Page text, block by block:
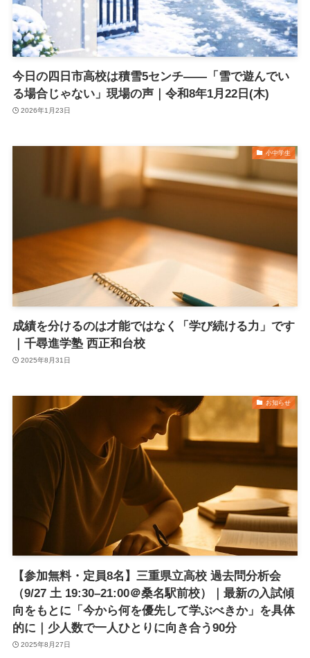
今日の四日市高校は積雪5センチ――「雪で遊んでい
る場合じゃない」現場の声｜令和8年1月22日(木)
2026年1月23日
小中学生
成績を分けるのは才能ではなく「学び続ける力」です
｜千尋進学塾 西正和台校
2025年8月31日
お知らせ
【参加無料・定員8名】三重県立高校 過去問分析会
（9/27 土 19:30–21:00＠桑名駅前校）｜最新の入試傾
向をもとに「今から何を優先して学ぶべきか」を具体
的に｜少人数で一人ひとりに向き合う90分
2025年8月27日